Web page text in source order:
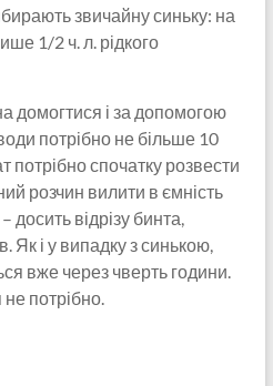
звичайну синьку: на
1/2 ч. л. рідкого
домогтися і за допомогою
потрібно не більше 10
спочатку розвести
розчин вилити в ємність
відрізу бинта,
Як і у випадку з синькою,
вже через чверть години.
потрібно.